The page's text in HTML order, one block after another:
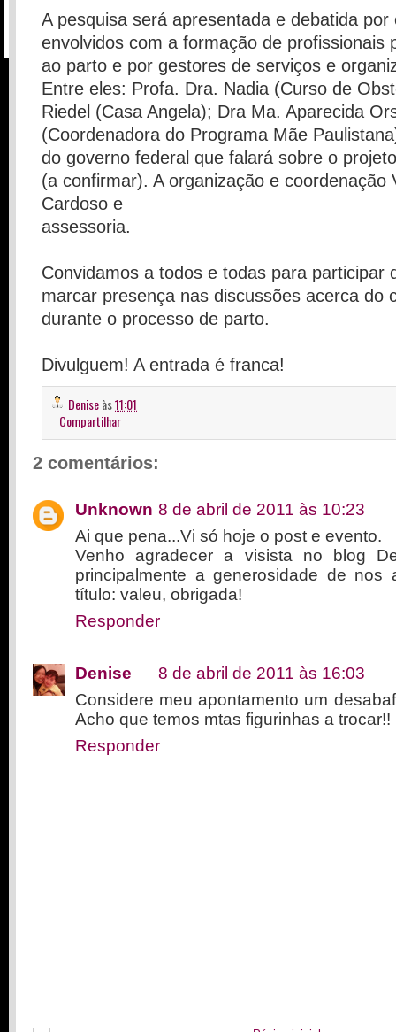
A pesquisa será apresentada e debatida por
envolvidos com a formação de profissionais
ao parto e por gestores de serviços e
Entre eles: Profa. Dra. Nadia (Curso de
Riedel (Casa Angela); Dra Ma. Aparecida
(Coordenadora do Programa Mãe
do governo federal que falará sobre o
(a confirmar). A organização e coordenação
Cardoso e
assessoria.
Convidamos a todos e todas para participar
marcar presença nas discussões acerca do
durante o processo de parto.
Divulguem! A entrada é franca!
Deniseàs11:01
Compartilhar
2 comentários:
Unknown 8 de abril de 2011 às 10:23
Ai que pena...Vi só hoje o post e evento.
Venho agradecer a visista no blog
principalmente a generosidade de nos
título: valeu, obrigada!
Responder
Denise
8 de abril de 2011 às 16:03
Considere meu apontamento um
Acho que temos mtas figurinhas a trocar!!
Responder